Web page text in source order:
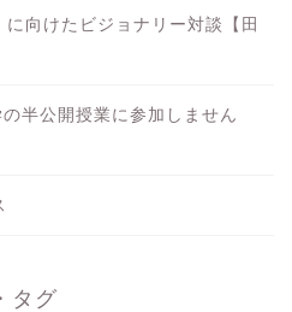
向けたビジョナリー対談【田
半公開授業に参加しません
タグ